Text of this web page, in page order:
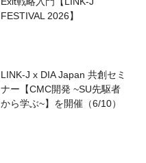
FESTIVAL 2026】
LINK-J x DIA Japan 共創セミ
ナー【CMC開発 ~SU先駆者
から学ぶ~】を開催（6/10）